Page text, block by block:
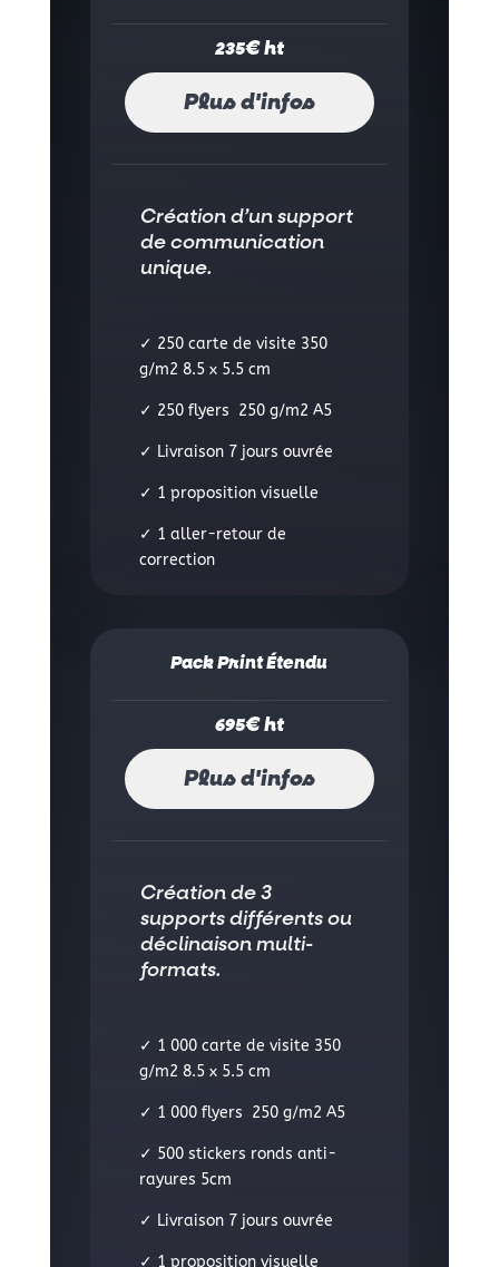
235€ ht
Plus d'infos
Création d’un support
de communication
unique.
✓ 250 carte de visite 350
g/m28.5 x 5.5 cm
✓ 250 flyers 250 g/m2 A5
✓ Livraison 7 jours ouvrée
✓ 1 proposition visuelle
✓ 1 aller-retour de
correction
Pack Print Étendu
695€ ht
Plus d'infos
Création de 3
supports différents ou
déclinaison multi-
formats.
✓ 1 000 carte de visite 350
g/m28.5 x 5.5 cm
✓ 1 000 flyers 250 g/m2 A5
✓ 500 stickers rondsanti-
rayures 5cm
✓ Livraison 7 jours ouvrée
✓ 1 proposition visuelle